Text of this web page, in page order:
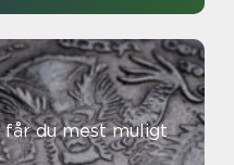
får du mest muligt